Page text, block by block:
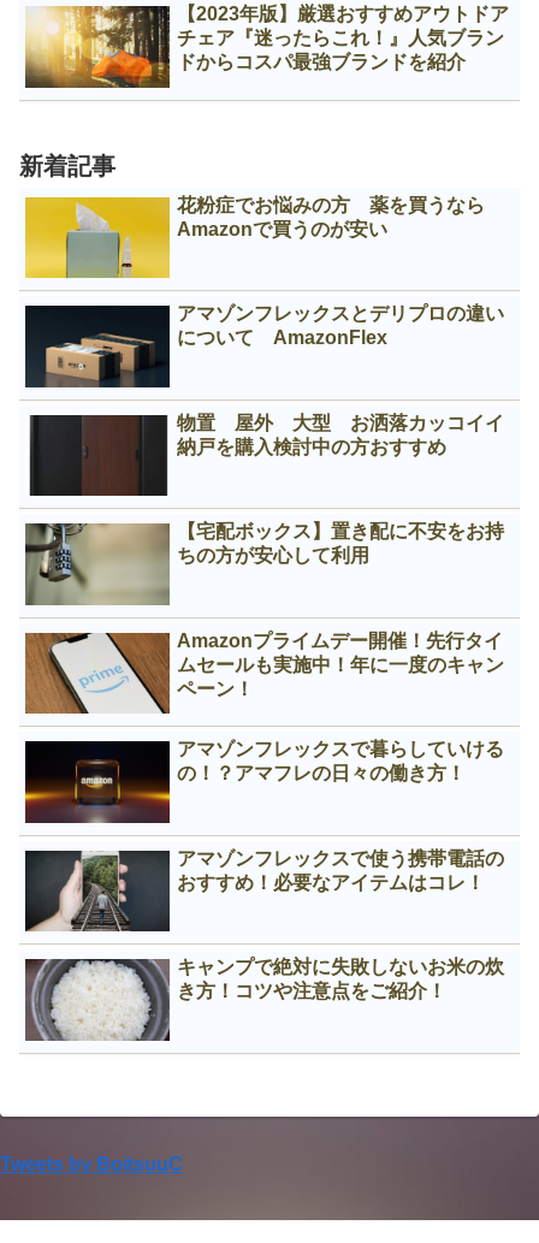
【2023年版】厳選おすすめアウトドア
チェア『迷ったらこれ！』人気ブラン
ドからコスパ最強ブランドを紹介
新着記事
花粉症でお悩みの方 薬を買うなら
Amazonで買うのが安い
アマゾンフレックスとデリプロの違い
について AmazonFlex
物置 屋外 大型 お洒落カッコイイ
納戸を購入検討中の方おすすめ
【宅配ボックス】置き配に不安をお持
ちの方が安心して利用
Amazonプライムデー開催！先行タイ
ムセールも実施中！年に一度のキャン
ペーン！
アマゾンフレックスで暮らしていける
の！？アマフレの日々の働き方！
アマゾンフレックスで使う携帯電話の
おすすめ！必要なアイテムはコレ！
キャンプで絶対に失敗しないお米の炊
き方！コツや注意点をご紹介！
Tweets by BoitsuuC